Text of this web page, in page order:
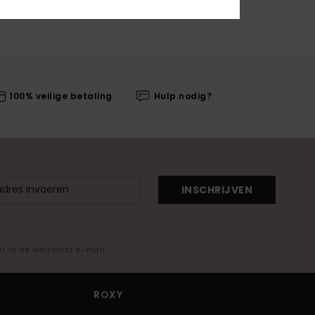
100% veilige betaling Hulp nodig?
INSCHRIJVEN
in de welkomst e-mail
ROXY